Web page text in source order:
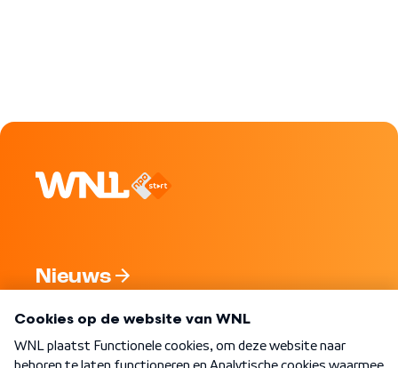
Nieuws
Nieuwsbrief